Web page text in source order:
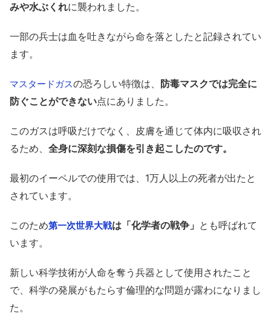
みや水ぶくれに襲われました。
一部の兵士は血を吐きながら命を落としたと記録されてい
ます。
マスタードガスの恐ろしい特徴は、 防毒マスクでは完全に
防ぐことができない点にありました。
このガスは呼吸だけでなく、皮膚を通じて体内に吸収され
るため、 全身に深刻な損傷を引き起こしたのです。
最初のイーペルでの使用では、1万人以上の死者が出たと
されています。
このため第一次世界大戦は「化学者の戦争」 とも呼ばれて
います。
新しい科学技術が人命を奪う兵器として使用されたこと
で、科学の発展がもたらす倫理的な問題が露わになりまし
た。